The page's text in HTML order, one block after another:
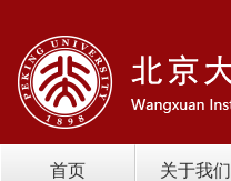
首页 关于我们